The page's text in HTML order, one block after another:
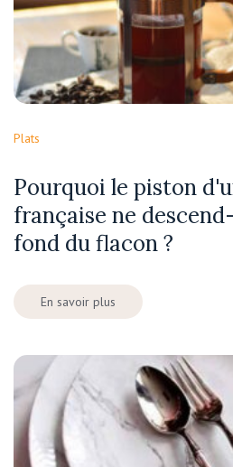
Plats
Pourquoi le piston
française ne
fond du flacon ?
En savoir plus